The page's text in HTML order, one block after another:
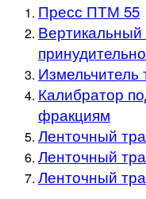
Пресс ПТМ 55
Вертикальный
Калибратор
фракциям
Ленточный
Ленточный
Ленточный